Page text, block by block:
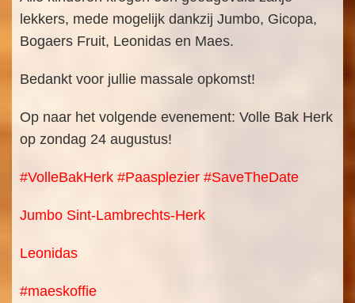
lekkers, mede mogelijk dankzij Jumbo, Gicopa,
Bogaers Fruit, Leonidas en Maes.
Bedankt voor jullie massale opkomst!
Op naar het volgende evenement: Volle Bak Herk
op zondag 24 augustus!
#VolleBakHerk #Paasplezier #SaveTheDate
Jumbo Sint-Lambrechts-Herk
Leonidas
#maeskoffie